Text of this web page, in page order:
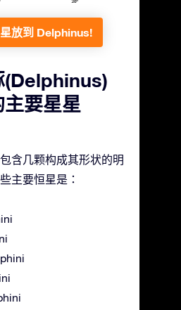
放到 Delphinus!
(Delphinus)
主要星星
含几颗构成其形状的明
主要恒星是：